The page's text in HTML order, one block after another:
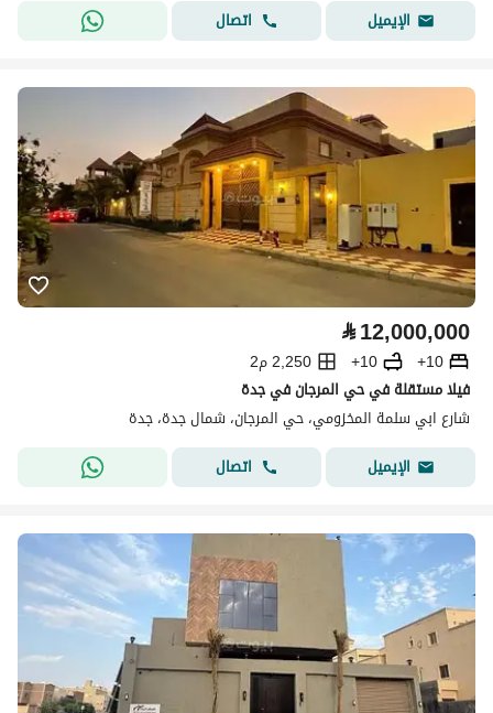
الإيميل
اتصال
⃁12,000,000
10+
10+
2,250 م2
فيلا مستقلة في حي المرجان في جدة
شارع ابي سلمة المخزومي، حي المرجان، شمال جدة، جدة
الإيميل
اتصال